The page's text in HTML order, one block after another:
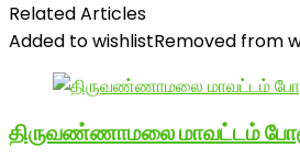
Related Articles
Added to wishlistRemoved from
திருவண்ணாமலை மாவட்டம்